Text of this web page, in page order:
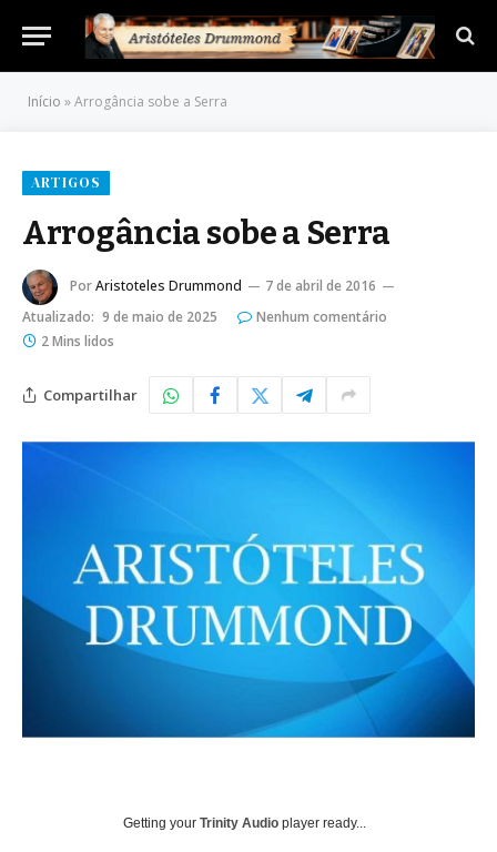
Início »Arrogância sobe a Serra
ARTIGOS
Arrogância sobe a Serra
PorAristoteles Drummond
7 de abril de 2016
Atualizado: 9 de maio de 2025
Nenhum comentário
2 Mins lidos
Compartilhar
Getting your Trinity Audio player ready...